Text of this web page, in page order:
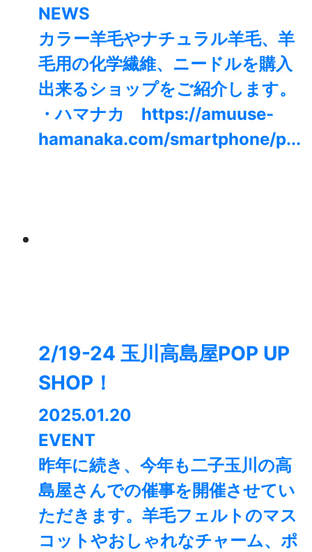
NEWS
カラー羊毛やナチュラル羊毛、羊
毛用の化学繊維、ニードルを購入
出来るショップをご紹介します。
・ハマナカ https://amuuse-
hamanaka.com/smartphone/p...
2/19-24 玉川高島屋POP UP
SHOP！
2025.01.20
EVENT
昨年に続き、今年も二子玉川の高
島屋さんでの催事を開催させてい
ただきます。羊毛フェルトのマス
コットやおしゃれなチャーム、ポ